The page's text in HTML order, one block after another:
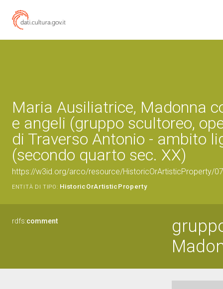
Maria Ausiliatrice, Madonna
e angeli (gruppo scultoreo,
di Traverso Antonio - ambito
(secondo quarto sec. XX)
https://w3id.org/arco/resource/HistoricOrArtisticProperty/
ENTITÀ DI TIPO: HistoricOrArtisticProperty
rdfs:comment